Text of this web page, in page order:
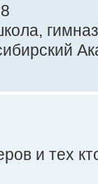
и тех